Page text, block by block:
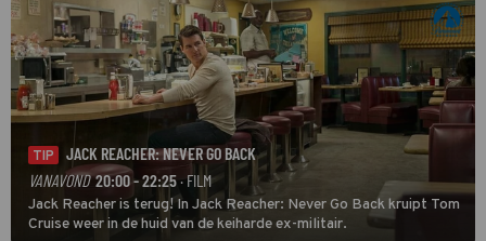
TIP
JACK REACHER: NEVER GO BACK
VANAVOND 20:00 - 22:25 · FILM
Jack Reacher is terug! In Jack Reacher: Never Go Back kruipt Tom
Cruise weer in de huid van de keiharde ex-militair.